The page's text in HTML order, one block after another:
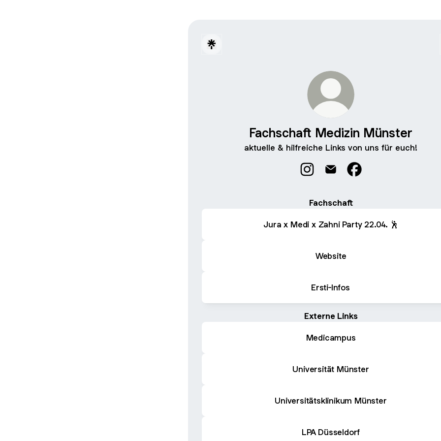
Fachschaft Medizin Münster
aktuelle & hilfreiche Links von uns für euch!
Fachschaft
Jura x Medi x Zahni Party 22.04. 🕺
Website
Ersti-Infos
Externe Links
Medicampus
Universität Münster
Universitätsklinikum Münster
LPA Düsseldorf